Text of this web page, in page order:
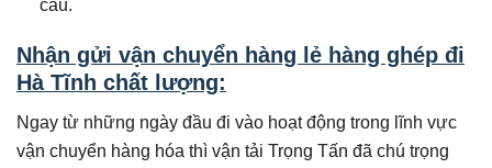
cầu.
Nhận gửi vận chuyển hàng lẻ hàng ghép đi
Hà Tĩnh chất lượng:
Ngay từ những ngày đầu đi vào hoạt động trong lĩnh vực
vận chuyển hàng hóa thì vận tải Trọng Tấn đã chú trọng